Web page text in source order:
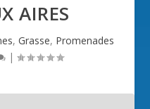
AIRES
, Grasse, Promenades
|